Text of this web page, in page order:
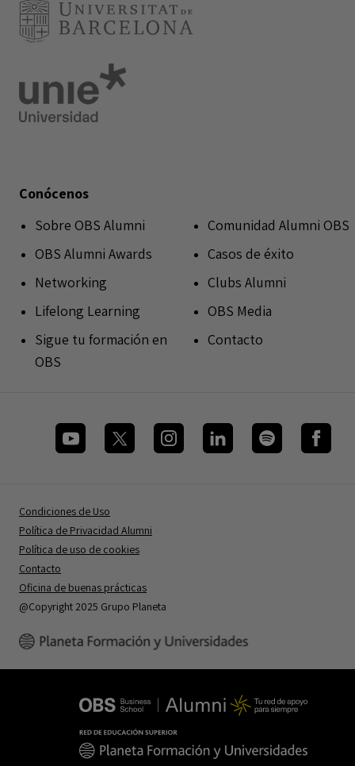
Conócenos
Sobre OBS Alumni
OBS Alumni Awards
Networking
Lifelong Learning
Sigue tu formación en
OBS
Comunidad Alumni OBS
Casos de éxito
Clubs Alumni
OBS Media
Contacto
Condiciones de Uso
Política de Privacidad Alumni
Política de uso de cookies
Contacto
Oficina de buenas prácticas
@Copyright 2025 Grupo Planeta